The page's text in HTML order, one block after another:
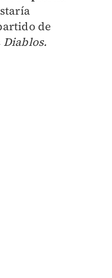
de
Diablos.